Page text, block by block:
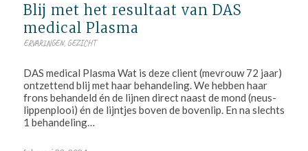
Blij met het resultaat van DAS
medical Plasma
ERVARINGEN, GEZICHT
DAS medical Plasma Wat is deze client (mevrouw 72 jaar)
ontzettend blij met haar behandeling. We hebben haar
frons behandeld én de lijnen direct naast de mond (neus-
lippenplooi) én de lijntjes boven de bovenlip. En na slechts
1 behandeling…